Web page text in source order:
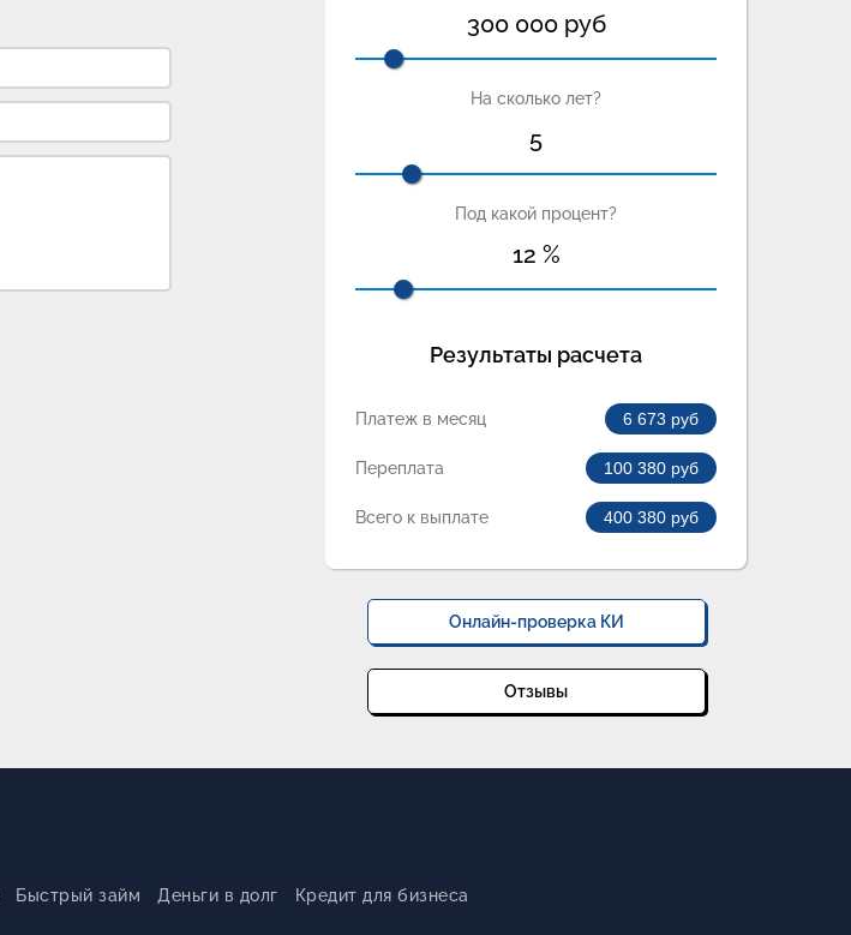
300 000руб
На сколько лет?
5
Под какой процент?
12 %
Результаты расчета
Платеж в месяц 6 673 руб
Переплата 100 380 руб
Всего к выплате 400 380 руб
Онлайн-проверка КИ
Отзывы
Быстрый займ Деньги в долг Кредит для бизнеса